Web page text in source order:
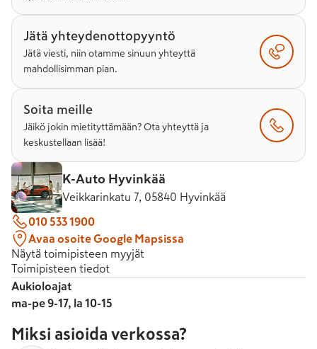
Jätä yhteydenottopyyntö
Jätä viesti, niin otamme sinuun yhteyttä
mahdollisimman pian.
Soita meille
Jäikö jokin mietityttämään? Ota yhteyttä ja
keskustellaan lisää!
K-Auto Hyvinkää
Veikkarinkatu 7, 05840 Hyvinkää
010 533 1900
Avaa osoite Google Mapsissa
Näytä toimipisteen myyjät
Toimipisteen tiedot
Aukioloajat
ma-pe 9-17, la 10-15
Miksi asioida verkossa?